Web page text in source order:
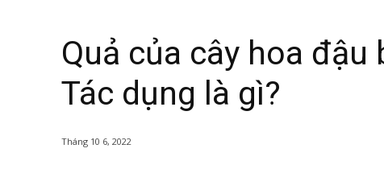
Quả của cây hoa
Tác dụng là gì?
Tháng 10 6, 2022